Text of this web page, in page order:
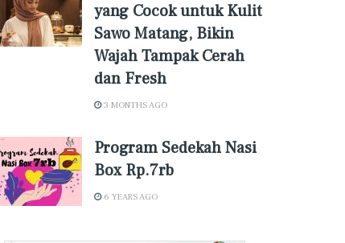
yang Cocok untuk Kulit
Sawo Matang, Bikin
Wajah Tampak Cerah
dan Fresh
3 MONTHS AGO
Program Sedekah Nasi
Box Rp.7rb
6 YEARS AGO